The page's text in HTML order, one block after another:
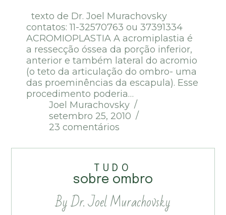
texto de Dr. Joel Murachovsky
contatos: 11-32570763 ou 37391334
ACROMIOPLASTIA A acromiplastia é
a ressecção óssea da porção inferior,
anterior e também lateral do acromio
(o teto da articulação do ombro- uma
das proeminências da escapula). Esse
procedimento poderia…
Joel Murachovsky
setembro 25, 2010
23 comentários
TUDO
sobre ombro
By Dr. Joel Murachovsky